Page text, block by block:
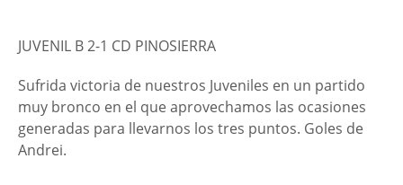
JUVENIL B 2-1 CD PINOSIERRA
Sufrida victoria de nuestros Juveniles en un partido
muy bronco en el que aprovechamos las ocasiones
generadas para llevarnos los tres puntos. Goles de
Andrei.